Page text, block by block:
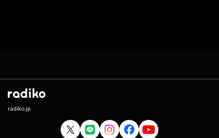
radiko.jp